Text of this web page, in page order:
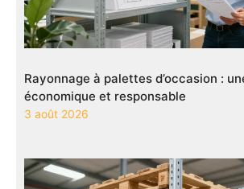
Rayonnage à palettes d’occasion :
économique et responsable
3 août 2026